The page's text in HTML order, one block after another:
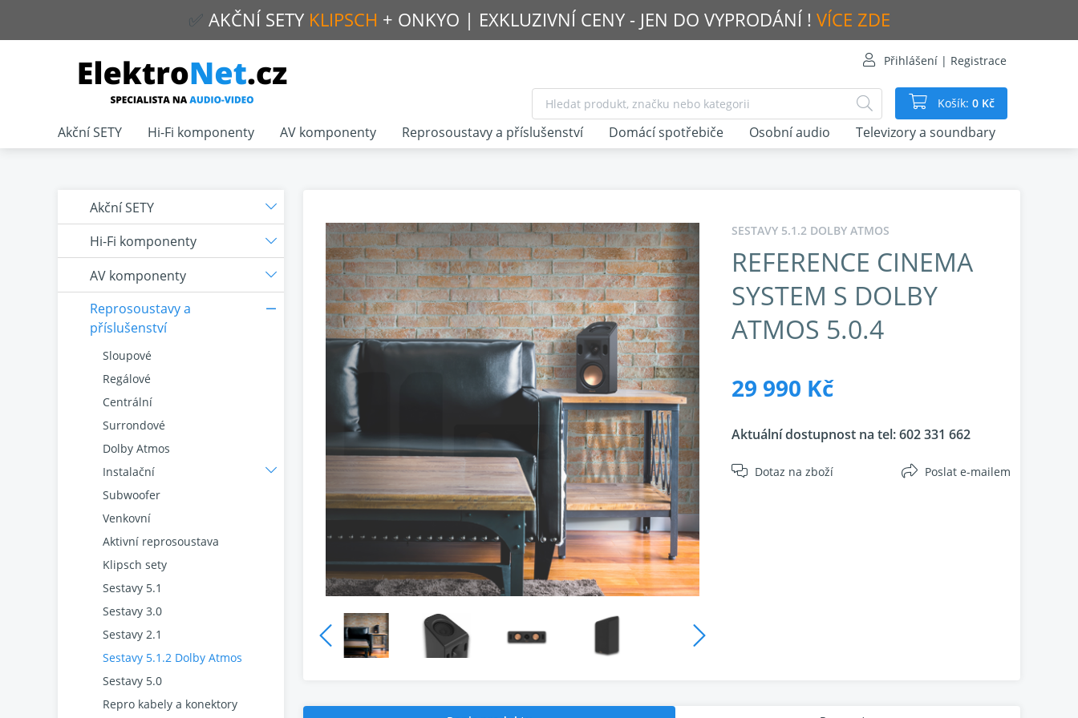
✅ AKČNÍ SETY KLIPSCH + ONKYO | EXKLUZIVNÍ CENY - JEN DO VYPRODÁNÍ ! VÍCE ZDE
Přihlášení | Registrace
Košík: 0 Kč
SESTAVY 5.1.2 DOLBY ATMOS
REFERENCE CINEMA
SYSTEM S DOLBY
ATMOS 5.0.4
29 990 Kč
Aktuální dostupnost na tel:602 331 662
Dotaz na zboží Poslat e-mailem
Akční SETY
Hi-Fi komponenty
AV komponenty
Reprosoustavy a
příslušenství
Sloupové
Regálové
Centrální
Surrondové
Dolby Atmos
Instalační
Subwoofer
Venkovní
Aktivní reprosoustava
Klipsch sety
Sestavy 5.1
Sestavy 3.0
Sestavy 2.1
Sestavy 5.1.2 Dolby Atmos
Sestavy 5.0
Repro kabely a konektory
Akční SETY Hi-Fi komponenty AV komponenty Reprosoustavy a příslušenství Domácí spotřebiče Osobní audio Televizory a soundbary